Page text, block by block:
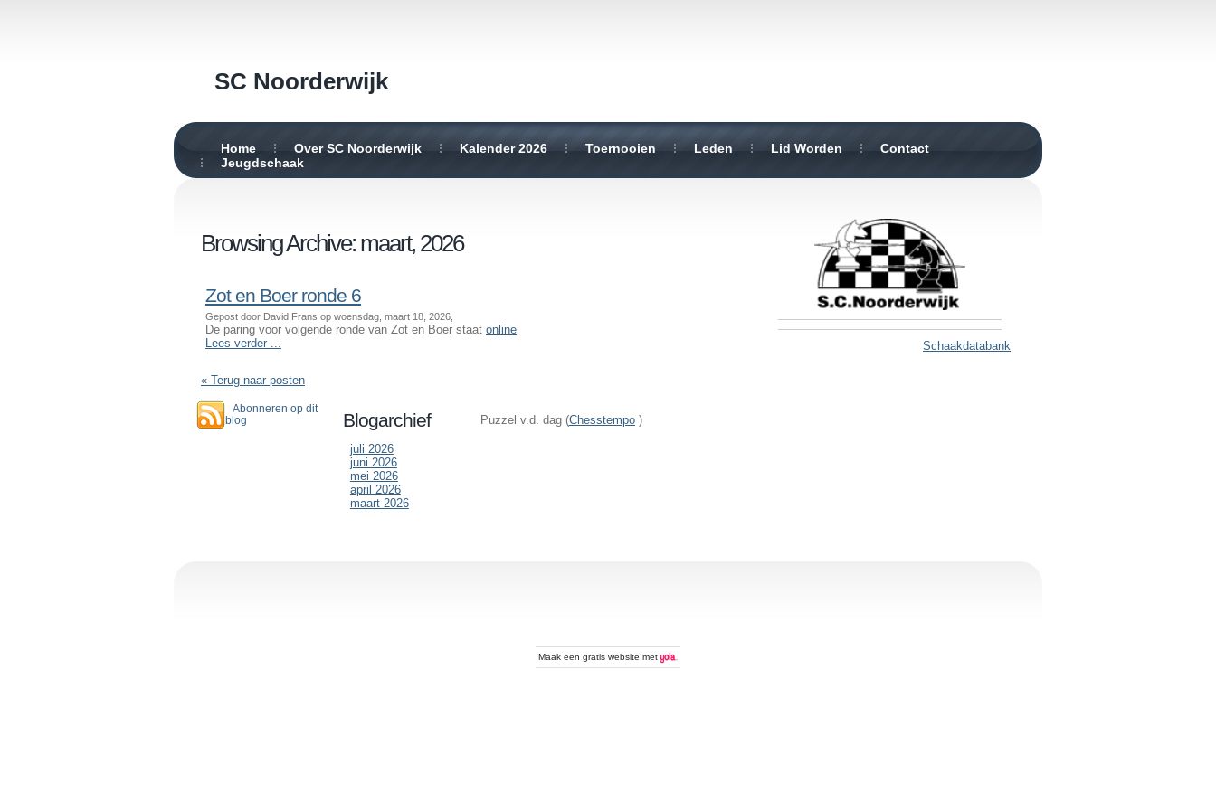
SC Noorderwijk
Home Over SC Noorderwijk Kalender 2026 Toernooien Leden Lid Worden
Contact
Jeugdschaak
Browsing Archive: maart, 2026
Zot en Boer ronde 6
Gepost door David Frans op woensdag, maart 18, 2026,
De paring voor volgende ronde van Zot en Boer staat online
Lees verder ...
« Terug naar posten
Abonneren op dit
blog
Blogarchief
juli 2026
juni 2026
mei 2026
april 2026
maart 2026
Puzzel v.d. dag (Chesstempo)
Schaakdatabank
Maak eengratis website met